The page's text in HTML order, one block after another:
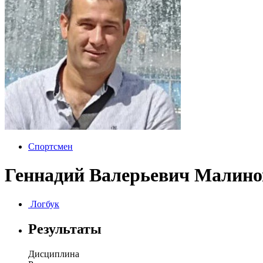
Спортсмен
Геннадий Валерьевич
Логбук
Результаты
Дисциплина